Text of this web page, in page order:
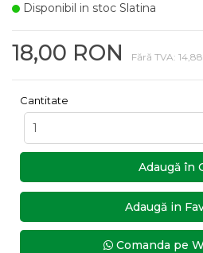
Disponibil in stoc Slatina
18,00 RON Fără TVA:
Cantitate
Adaugă în
Adaugă in
Comanda pe